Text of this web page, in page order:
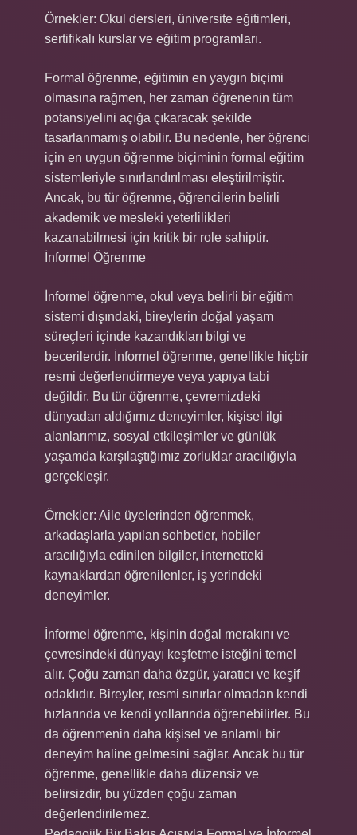
Örnekler: Okul dersleri, üniversite eğitimleri,
sertifikalı kurslar ve eğitim programları.
Formal öğrenme, eğitimin en yaygın biçimi
olmasına rağmen, her zaman öğrenenin tüm
potansiyelini açığa çıkaracak şekilde
tasarlanmamış olabilir. Bu nedenle, her öğrenci
için en uygun öğrenme biçiminin formal eğitim
sistemleriyle sınırlandırılması eleştirilmiştir.
Ancak, bu tür öğrenme, öğrencilerin belirli
akademik ve mesleki yeterlilikleri
kazanabilmesi için kritik bir role sahiptir.
İnformel Öğrenme
İnformel öğrenme, okul veya belirli bir eğitim
sistemi dışındaki, bireylerin doğal yaşam
süreçleri içinde kazandıkları bilgi ve
becerilerdir. İnformel öğrenme, genellikle hiçbir
resmi değerlendirmeye veya yapıya tabi
değildir. Bu tür öğrenme, çevremizdeki
dünyadan aldığımız deneyimler, kişisel ilgi
alanlarımız, sosyal etkileşimler ve günlük
yaşamda karşılaştığımız zorluklar aracılığıyla
gerçekleşir.
Örnekler: Aile üyelerinden öğrenmek,
arkadaşlarla yapılan sohbetler, hobiler
aracılığıyla edinilen bilgiler, internetteki
kaynaklardan öğrenilenler, iş yerindeki
deneyimler.
İnformel öğrenme, kişinin doğal merakını ve
çevresindeki dünyayı keşfetme isteğini temel
alır. Çoğu zaman daha özgür, yaratıcı ve keşif
odaklıdır. Bireyler, resmi sınırlar olmadan kendi
hızlarında ve kendi yollarında öğrenebilirler. Bu
da öğrenmenin daha kişisel ve anlamlı bir
deneyim haline gelmesini sağlar. Ancak bu tür
öğrenme, genellikle daha düzensiz ve
belirsizdir, bu yüzden çoğu zaman
değerlendirilemez.